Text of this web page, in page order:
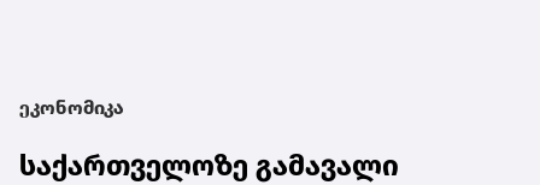
ეკონომიკა
საქართველოზე გამავალი